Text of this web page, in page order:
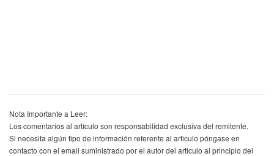
Nota Importante a Leer:
Los comentarios al artículo son responsabilidad exclusiva del remitente.
Si necesita algún tipo de información referente al articulo póngase en
contacto con el email suministrado por el autor del articulo al principio del